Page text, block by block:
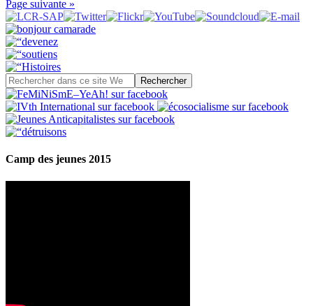
Page suivante »
Camp des jeunes 2015